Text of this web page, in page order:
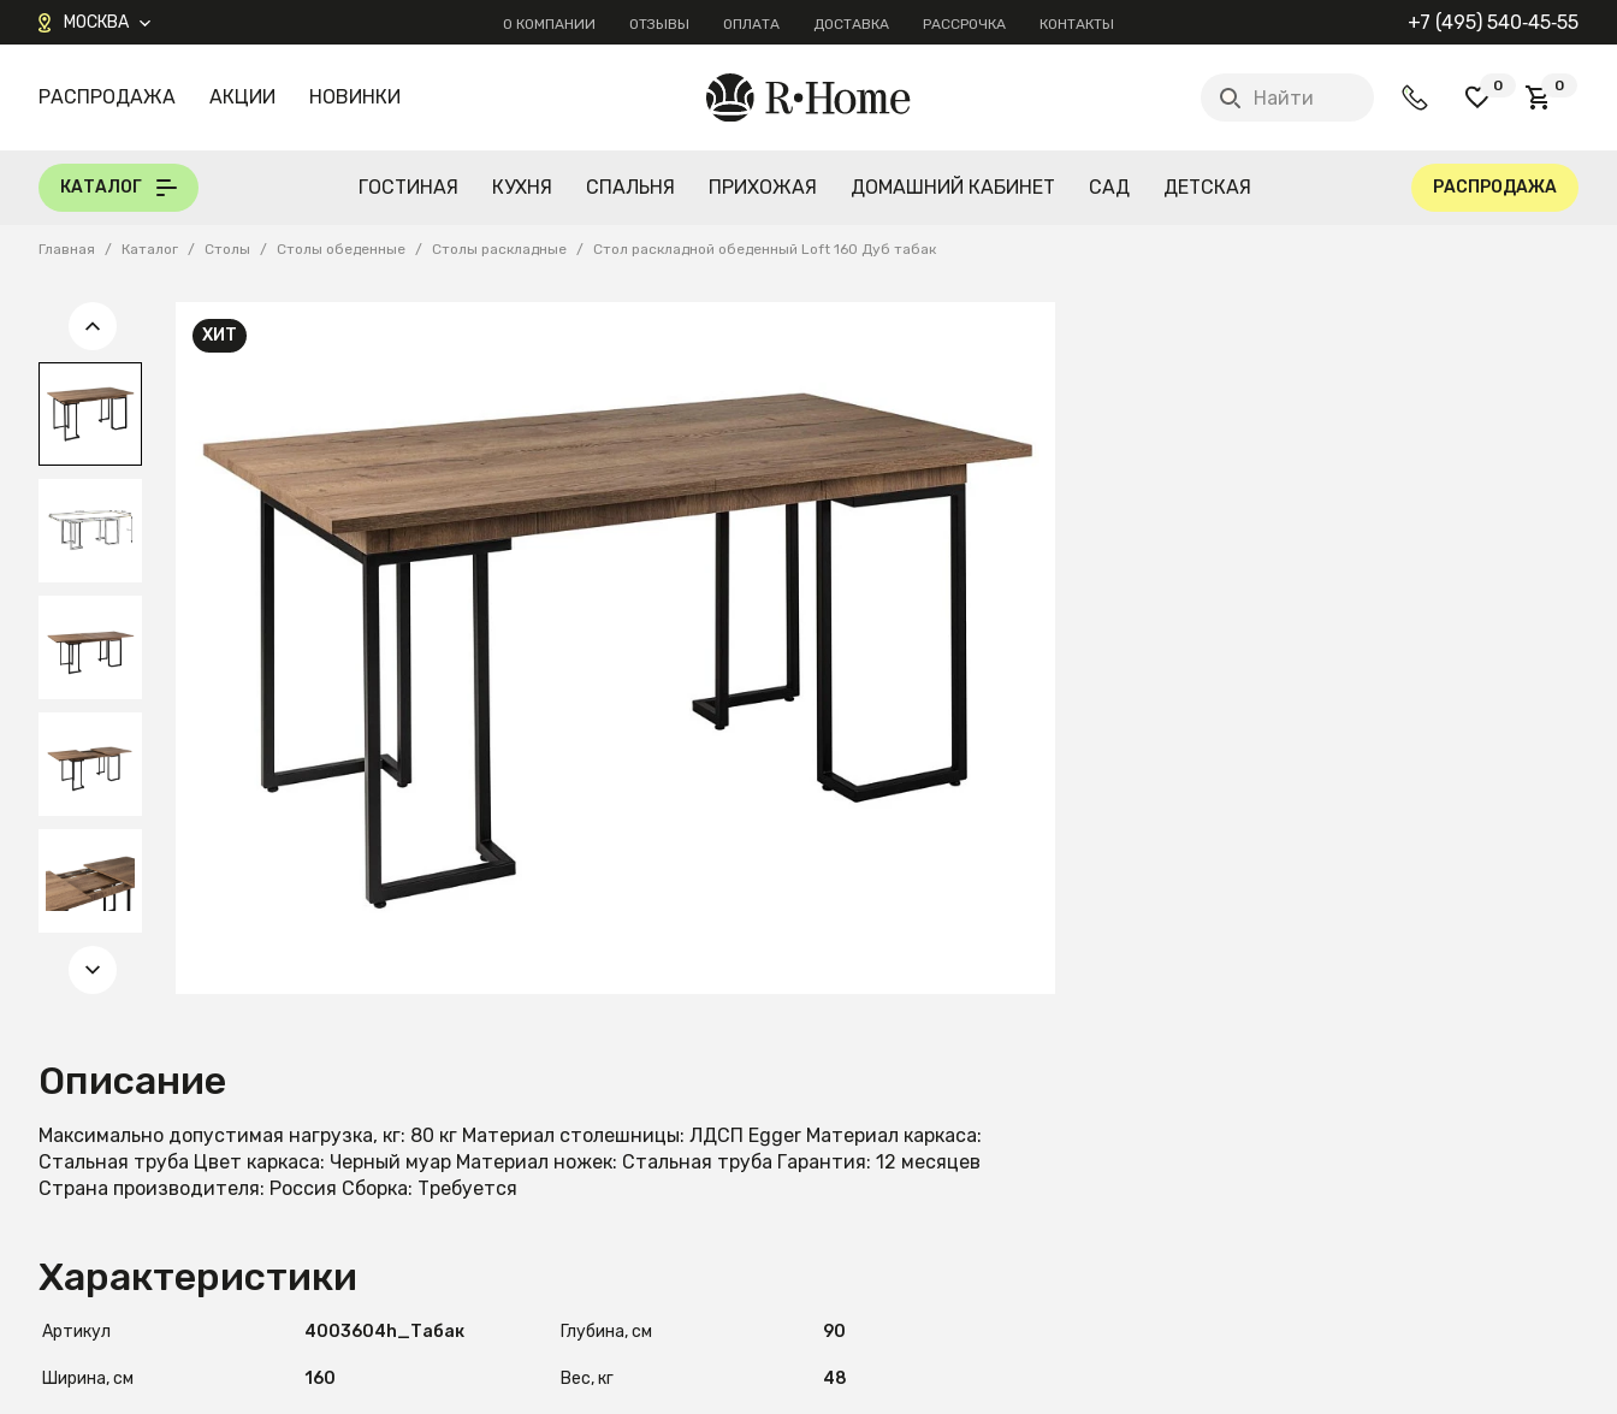
МОСКВА О КОМПАНИИ ОТЗЫВЫ ОПЛАТА ДОСТАВКА РАССРОЧКА КОНТАКТЫ +7 (495) 540‑45‑55
КАТАЛОГ
РАСПРОДАЖА АКЦИИ НОВИНКИ Найти
0 0
КАТАЛОГ ГОСТИНАЯ КУХНЯ СПАЛЬНЯ ПРИХОЖАЯ ДОМАШНИЙ КАБИНЕТ САД ДЕТСКАЯ РАСПРОДАЖА
Главная / Каталог / Столы / Столы обеденные / Столы раскладные / Стол раскладной обеденный Loft 160 Дуб табак
ХИТ
Описание
Максимально допустимая нагрузка, кг: 80 кг Материал столешницы: ЛДСП Egger Материал каркаса:
Стальная труба Цвет каркаса: Черный муар Материал ножек: Стальная труба Гарантия: 12 месяцев
Страна производителя: Россия Сборка: Требуется
Характеристики
Артикул 4003604h_Табак
Ширина, см 160
Глубина, см 90
Вес, кг 48